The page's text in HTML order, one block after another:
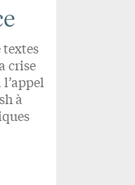
textes
crise
à